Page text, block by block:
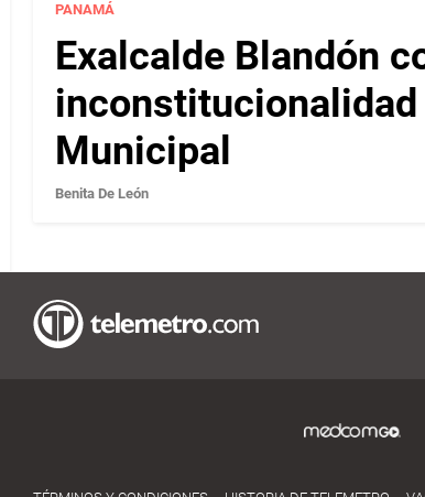
PANAMÁ
Exalcalde Blandón
Municipal
Benita De León